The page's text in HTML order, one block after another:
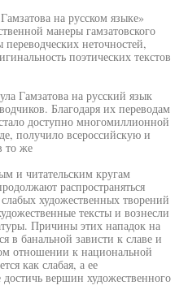
на русском языке»
манеры гамзатовского
неточностей,
поэтических текстов
Гамзатова на русский язык
Благодаря их переводам
доступно многомиллионной
получило всероссийскую и
то же
и читательским кругам
распространяться
художественных творений
тексты и вознесли
Причины этих нападок на
в банальной зависти к славе и
отношении к национальной
как слабая, а ее
вершин художественного